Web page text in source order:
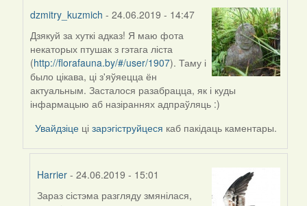
dzmitry_kuzmich - 24.06.2019 - 14:47
In
reply
to
by
Harrier
Дзякуй за хуткі адказ! Я маю фота
некаторых птушак з гэтага ліста
(http://florafauna.by/#/user/1907). Таму і
было цікава, ці з'яўяецца ён
актуальным. Засталося разабрацца, як і куды
інфармацыю аб назіраннях адпраўляць :)
Увайдзіце цізарэгіструйцеся каб пакідаць каментары.
Harrier- 24.06.2019 - 15:01
In
Зараз сістэма разгляду змянілася,